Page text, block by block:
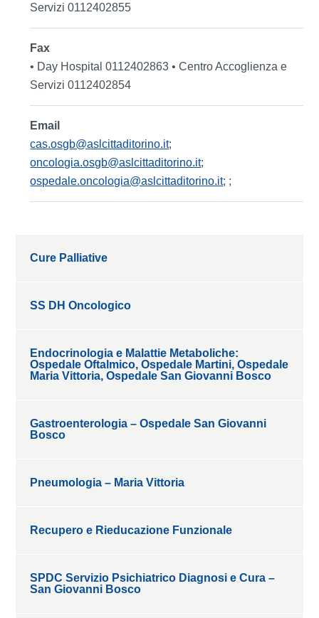
Servizi 0112402855
Fax
• Day Hospital 0112402863 • Centro Accoglienza e
Servizi 0112402854
Email
cas.osgb@aslcittaditorino.it;
oncologia.osgb@aslcittaditorino.it;
ospedale.oncologia@aslcittaditorino.it; ;
Cure Palliative
SS DH Oncologico
Endocrinologia e Malattie Metaboliche:
Ospedale Oftalmico, Ospedale Martini, Ospedale
Maria Vittoria, Ospedale San Giovanni Bosco
Gastroenterologia – Ospedale San Giovanni
Bosco
Pneumologia – Maria Vittoria
Recupero e Rieducazione Funzionale
SPDC Servizio Psichiatrico Diagnosi e Cura –
San Giovanni Bosco